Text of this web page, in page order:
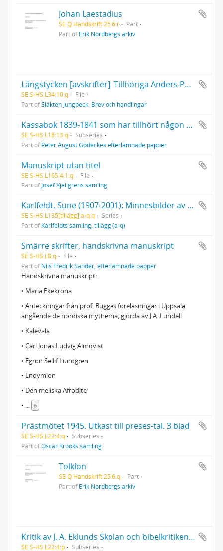
Johan Laestadius
SE Q Handskrift 25:6:r
Part
Part ofErik Nordbergs arkiv
Långstycken [avskrifter]. Tillhöriga Anders Petter Pettersson, Malmö 1834 givna till C. O. Jungbeck 1838. - Edmud Jungbeck Malmö 1878
SE S-HS L34:10:q
File
Part ofSläkten Jungbeck: Brev och handlingar
Kassabok 1839-1841 som har tillhört någon av P. A. Gödeckes eller hans hustrus föräldrar
SE S-HS L18:13:q
Subseries
Part ofPeter August Gödeckes efterlämnade papper
Manuskript utan titel
SE S-HS L165:4:1:q
File
Part ofJosef Kjellgrens samling
Karlfeldt, Sune (1907-2001): Minnesbilder av min far
SE S-HS L135[tillägg]:a-q:q
Series
Part ofKarlfeldts samling, tillägg (a-q)
Smärre skrifter, handskrivna manuskript
SE S-HS L8:q
File
Part ofNils Fredrik Sander, efterlämnade papper
Handskrivna manuskript:
• Maria Ekekrona
• Anteckningar från prof. Bugges föreläsningar i Uppsala
angående de nordiska mytherna, gjorda av J.A. Lundell
• Kalevala
• Carl Jonas Ludvig Almqvist
• Egron Sellif Lundgren
• Endymion
• Den meliska Afrodite
•
»
Prästmötet 1945. Utkast till preses-tal. 3 blad
SE S-HS L22:4:q
Subseries
Part ofOscar Krooks samling
Tolklön
SE Q Handskrift 25:6:q
Part
Part ofErik Nordbergs arkiv
Kritik av J. A. Eklunds Skolan och bibelkritiken (i Pedagogisk tidskrift 1895). 15 blad
SE S-HS L22:4:p
Subseries